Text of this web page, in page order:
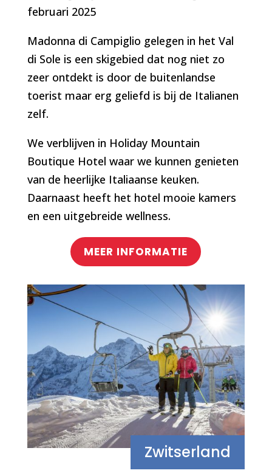
februari 2025
Madonna di Campiglio gelegen in het Val
di Sole is een skigebied dat nog niet zo
zeer ontdekt is door de buitenlandse
toerist maar erg geliefd is bij de Italianen
zelf.
We verblijven in Holiday Mountain
Boutique Hotel waar we kunnen genieten
van de heerlijke Italiaanse keuken.
Daarnaast heeft het hotel mooie kamers
en een uitgebreide wellness.
MEER INFORMATIE
Zwitserland